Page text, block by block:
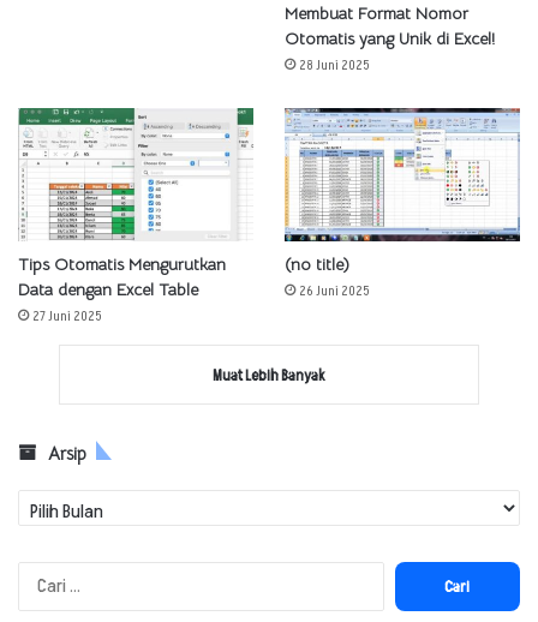
Membuat Format Nomor
Otomatis yang Unik di Excel!
28 Juni 2025
Tips Otomatis Mengurutkan
Data dengan Excel Table
27 Juni 2025
(no title)
26 Juni 2025
Muat Lebih Banyak
Arsip
Cari
untuk: